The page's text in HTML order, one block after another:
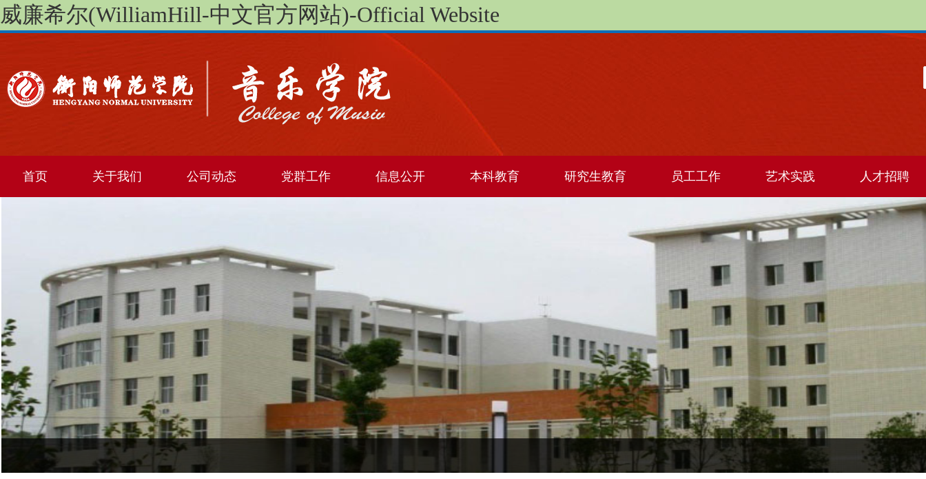
威廉希尔(WilliamHill-中文官方网站)-Official Website
首页 关于我们 公司动态 党群工作 信息公开 本科教育 研究生教育 员工工作 艺术实践 人才招聘